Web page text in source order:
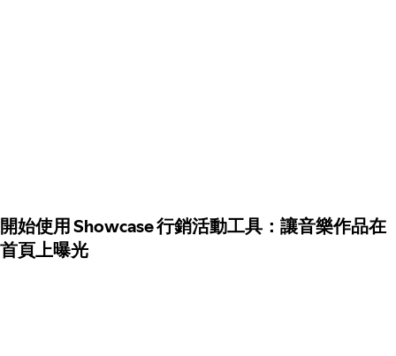
開始使用 Showcase 行銷活動工具：讓音樂作品在
首頁上曝光